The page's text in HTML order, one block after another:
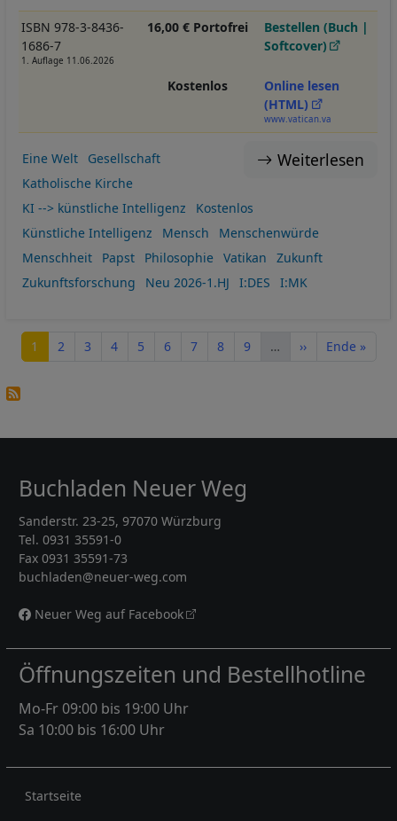
ISBN 978-3-8436-
1686-7
1. Auflage 11.06.2026
16,00 € Portofrei
Bestellen (Buch |
Softcover)
Kostenlos
Online lesen
(HTML)
www.vatican.va
Weiterlesen
Eine Welt
Gesellschaft
Katholische Kirche
KI --> künstliche Intelligenz
Kostenlos
Künstliche Intelligenz
Mensch
Menschenwürde
Menschheit
Papst Philosophie Vatikan
Zukunft
Zukunftsforschung
Neu 2026-1.HJ I:DES I:MK
Seite
1 Seite
2 Seite
3 Seite
4 Seite
5 Seite
6 Seite
7 Seite
8 Seite
9 … Nächste Seite
›› Letzte Seite
Ende »
Buchladen Neuer Weg
Sanderstr. 23-25, 97070 Würzburg
Tel. 0931 35591-0
Fax 0931 35591-73
buchladen@neuer-weg.com
Neuer Weg auf Facebook
Öffnungszeiten und Bestellhotline
Mo-Fr 09:00 bis 19:00 Uhr
Sa 10:00 bis 16:00 Uhr
Rechtliches
Startseite